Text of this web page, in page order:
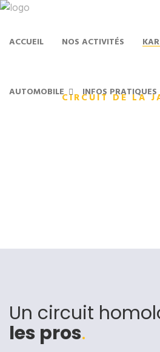
ACCUEIL NOS ACTIVITÉS
AUTOMOBILE INFOS PRATIQUES
CIRCUIT DE LA
Un circuit
les pros.